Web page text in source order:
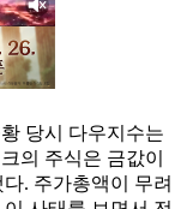
당시 다우지수는
의 주식은 금값이
. 주가총액이 무려